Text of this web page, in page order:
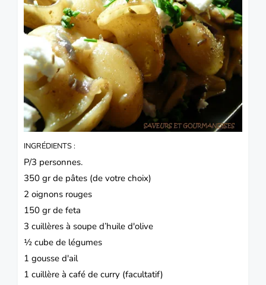
INGRÉDIENTS :
P/3 personnes.
350 gr de pâtes (de votre choix)
2 oignons rouges
150 gr de feta
3 cuillères à soupe d’huile d'olive
½ cube de légumes
1 gousse d'ail
1 cuillère à café de curry (facultatif)